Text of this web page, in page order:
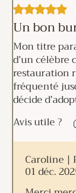
Noté 5 sur 5.
Un bon
Mon titre
d’un célèbre
restauration
fréquenté
décide
alimentation
chaîne
bon burgers,
vendus par
pas
Avis utile ?
Caroline |
01 déc.